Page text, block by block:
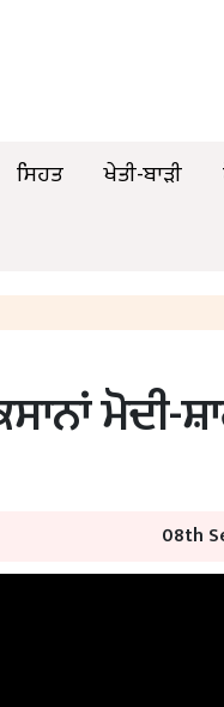
ਸਿਹਤ ਖੇਤੀ-ਬਾੜੀ
ਮੋਦੀ-
08th